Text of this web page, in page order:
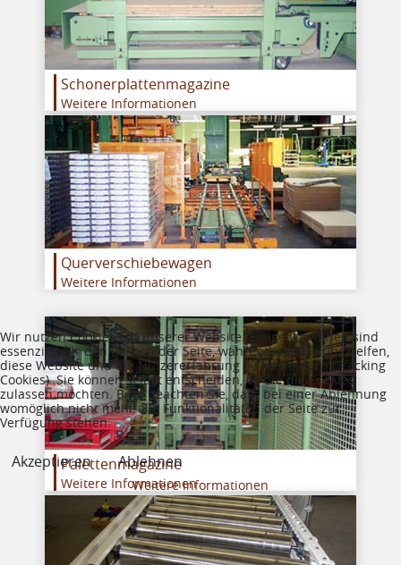
Schonerplattenmagazine
Weitere Informationen
Querverschiebewagen
Weitere Informationen
Palettenmagazine
Weitere Informationen
Wir nutzen Cookies auf unserer Website. Einige von ihnen sind
essenziell für den Betrieb der Seite, während andere uns helfen,
diese Website und die Nutzererfahrung zu verbessern (Tracking
Cookies). Sie können selbst entscheiden, ob Sie die Cookies
zulassen möchten. Bitte beachten Sie, dass bei einer Ablehnung
womöglich nicht mehr alle Funktionalitäten der Seite zur
Verfügung stehen.
Akzeptieren Ablehnen
Weitere Informationen